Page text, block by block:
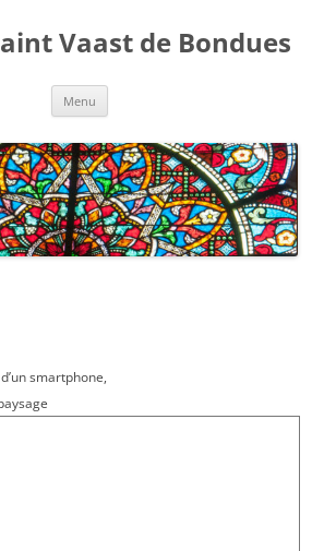
Vaast de Bondues
Menu
smartphone,